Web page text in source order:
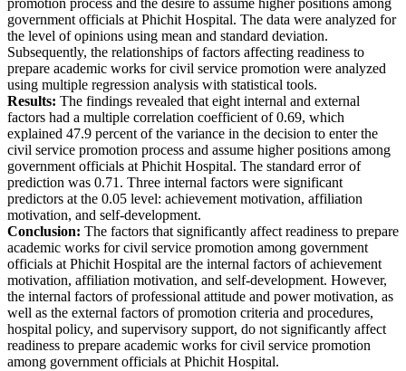
promotion process and the desire to assume higher positions among
government officials at Phichit Hospital. The data were analyzed for
the level of opinions using mean and standard deviation.
Subsequently, the relationships of factors affecting readiness to
prepare academic works for civil service promotion were analyzed
using multiple regression analysis with statistical tools.
Results: The findings revealed that eight internal and external
factors had a multiple correlation coefficient of 0.69, which
explained 47.9 percent of the variance in the decision to enter the
civil service promotion process and assume higher positions among
government officials at Phichit Hospital. The standard error of
prediction was 0.71. Three internal factors were significant
predictors at the 0.05 level: achievement motivation, affiliation
motivation, and self-development.
Conclusion: The factors that significantly affect readiness to prepare
academic works for civil service promotion among government
officials at Phichit Hospital are the internal factors of achievement
motivation, affiliation motivation, and self-development. However,
the internal factors of professional attitude and power motivation, as
well as the external factors of promotion criteria and procedures,
hospital policy, and supervisory support, do not significantly affect
readiness to prepare academic works for civil service promotion
among government officials at Phichit Hospital.